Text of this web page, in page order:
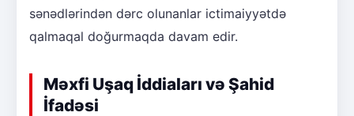
sənədlərindən dərc olunanlar ictimaiyyətdə
qalmaqal doğurmaqda davam edir.
Məxfi Uşaq İddiaları və Şahid
İfadəsi